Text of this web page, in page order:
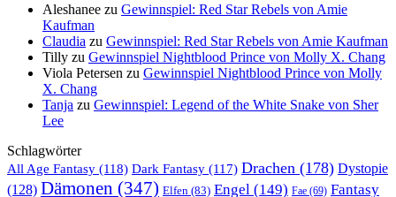
Aleshanee zu Gewinnspiel: Red Star Rebels von Amie
Kaufman
Claudia zu Gewinnspiel: Red Star Rebels von Amie Kaufman
Tilly zu Gewinnspiel Nightblood Prince von Molly X. Chang
Viola Petersen zu Gewinnspiel Nightblood Prince von Molly
X. Chang
Tanja zu Gewinnspiel: Legend of the White Snake von Sher
Lee
Schlagwörter
All Age Fantasy (118) Dark Fantasy (117) Drachen (178) Dystopie
(128) Dämonen (347) Elfen (83) Engel (149) Fae (69) Fantasy